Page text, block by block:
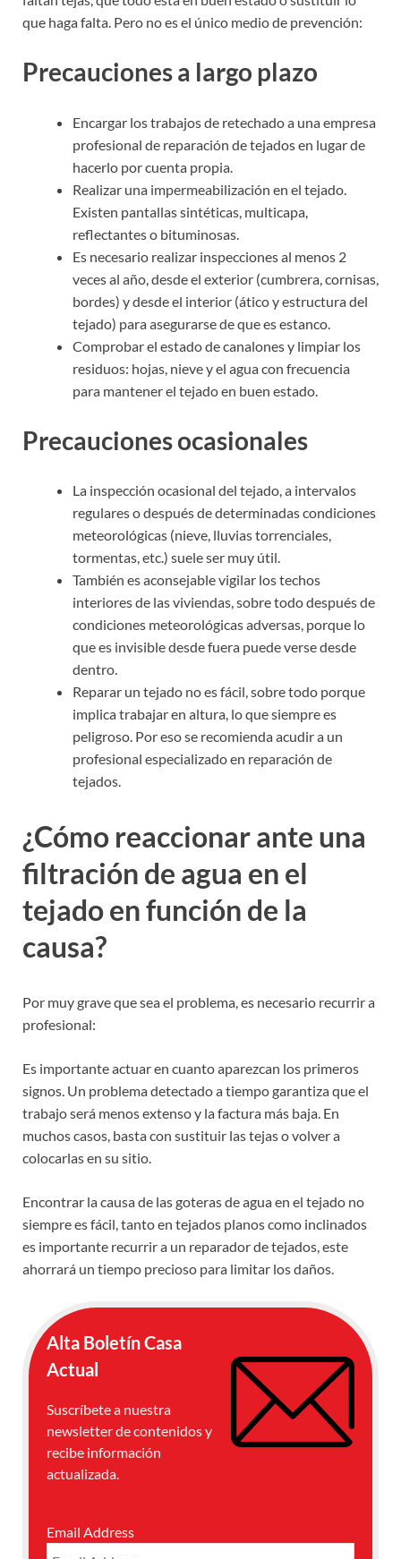
que haga falta. Pero no es el único medio de prevención:
Precauciones a largo plazo
Encargar los trabajos de retechado a una empresa
profesional de reparación de tejados en lugar de
hacerlo por cuenta propia.
Realizar una impermeabilización en el tejado.
Existen pantallas sintéticas, multicapa,
reflectantes o bituminosas.
Es necesario realizar inspecciones al menos 2
veces al año, desde el exterior (cumbrera, cornisas,
bordes) y desde el interior (ático y estructura del
tejado) para asegurarse de que es estanco.
Comprobar el estado de canalones y limpiar los
residuos: hojas, nieve y el agua con frecuencia
para mantener el tejado en buen estado.
Precauciones ocasionales
La inspección ocasional del tejado, a intervalos
regulares o después de determinadas condiciones
meteorológicas (nieve, lluvias torrenciales,
tormentas, etc.) suele ser muy útil.
También es aconsejable vigilar los techos
interiores de las viviendas, sobre todo después de
condiciones meteorológicas adversas, porque lo
que es invisible desde fuera puede verse desde
dentro.
Reparar un tejado no es fácil, sobre todo porque
implica trabajar en altura, lo que siempre es
peligroso. Por eso se recomienda acudir a un
profesional especializado en reparación de
tejados.
¿Cómo reaccionar ante una
filtración de agua en el
tejado en función de la
causa?
Por muy grave que sea el problema, es necesario recurrir a
profesional:
Es importante actuar en cuanto aparezcan los primeros
signos. Un problema detectado a tiempo garantiza que el
trabajo será menos extenso y la factura más baja. En
muchos casos, basta con sustituir las tejas o volver a
colocarlas en su sitio.
Encontrar la causa de las goteras de agua en el tejado no
siempre es fácil, tanto en tejados planos como inclinados
es importante recurrir a un reparador de tejados, este
ahorrará un tiempo precioso para limitar los daños.
Alta Boletín Casa
Actual
Suscríbete a nuestra
newsletter de contenidos y
recibe información
actualizada.
Email Address